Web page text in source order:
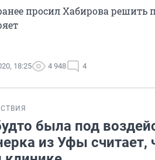
просил Хабирова решить
18:25 4 948 4
была под
из Уфы считает,